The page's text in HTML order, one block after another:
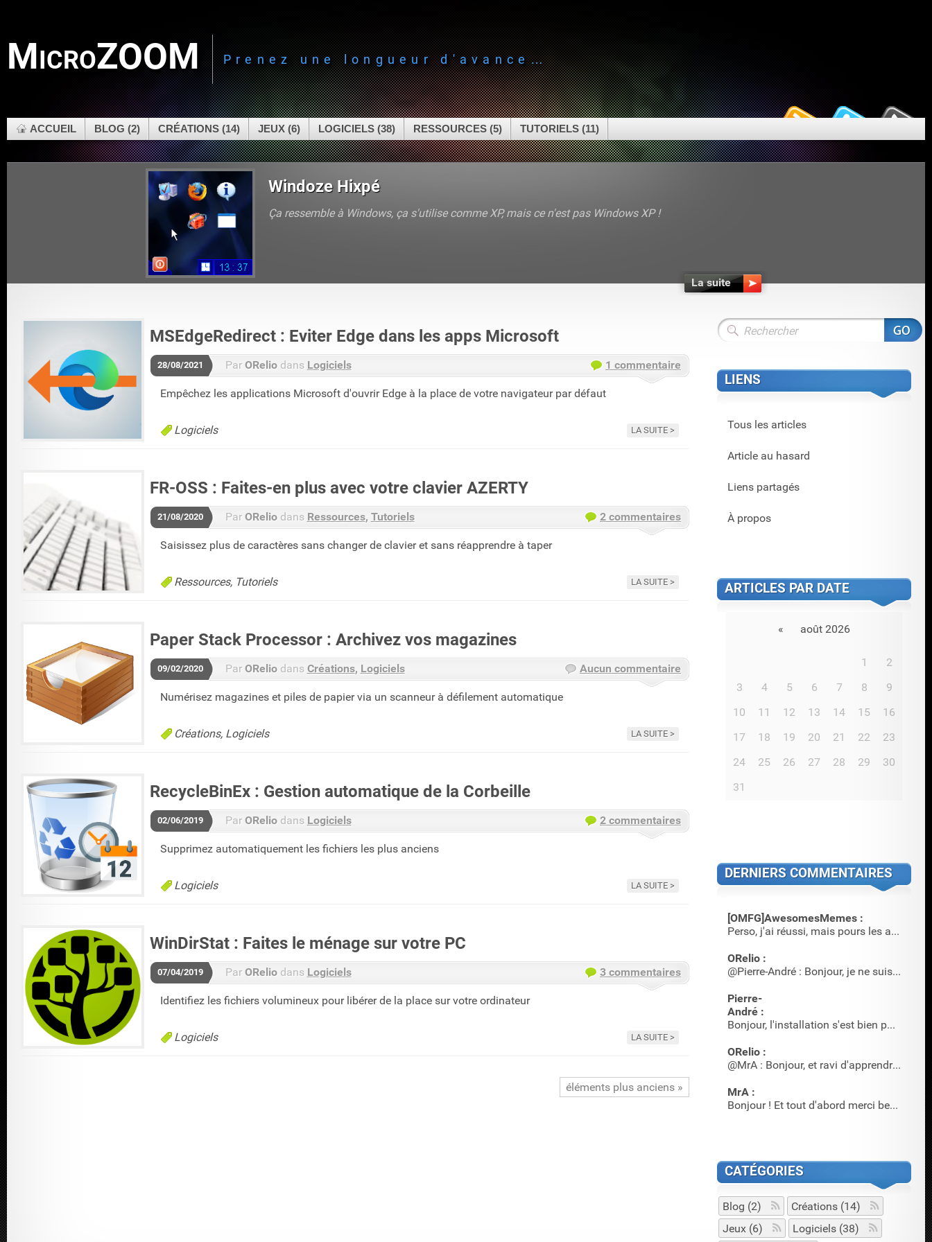
MicroZOOM Prenez une longueur d'avance…
ACCUEIL BLOG (2) CRÉATIONS (14) JEUX (6) LOGICIELS (38) RESSOURCES (5) TUTORIELS (11)
Windoze Hixpé
Ça ressemble à Windows, ça s'utilise comme XP, mais ce n'est pas Windows XP !
La suite
LIENS
Tous les articles
Article au hasard
Liens partagés
À propos
ARTICLES PAR DATE
« août 2026
1
2
3
4 5 6 7 8
9
10
11 12 13 14 15
16
17
18 19 20 21 22
23
24
25 26 27 28 29
30
31
DERNIERS COMMENTAIRES
[OMFG]AwesomesMemes :
Perso, j'ai réussi, mais pours les annimations, c'est plus …
ORelio :
@Pierre-André : Bonjour, je ne suis pas sûr qu'il y en ait …
Pierre-
André :
Bonjour, l'installation s'est bien passée, mais où acheter …
ORelio :
@MrA : Bonjour, et ravi d'apprendre que cet article a servi…
MrA :
Bonjour ! Et tout d'abord merci beaucoup pour l'article et…
CATÉGORIES
Blog (2)
Créations (14)
Jeux (6)
Logiciels (38)
MSEdgeRedirect : Eviter Edge dans les apps Microsoft
28/08/2021 Par ORelio dans Logiciels 1 commentaire
Empêchez les applications Microsoft d'ouvrir Edge à la place de votre navigateur par défaut
Logiciels LA SUITE
FR-OSS : Faites-en plus avec votre clavier AZERTY
21/08/2020 Par ORelio dans Ressources Tutoriels 2 commentaires
Saisissez plus de caractères sans changer de clavier et sans réapprendre à taper
Ressources Tutoriels LA SUITE
Paper Stack Processor : Archivez vos magazines
09/02/2020 Par ORelio dans Créations Logiciels Aucun commentaire
Numérisez magazines et piles de papier via un scanneur à défilement automatique
Créations Logiciels LA SUITE
RecycleBinEx : Gestion automatique de la Corbeille
02/06/2019 Par ORelio dans Logiciels 2 commentaires
Supprimez automatiquement les fichiers les plus anciens
Logiciels LA SUITE
WinDirStat : Faites le ménage sur votre PC
07/04/2019 Par ORelio dans Logiciels 3 commentaires
Identifiez les fichiers volumineux pour libérer de la place sur votre ordinateur
Logiciels LA SUITE
éléments plus anciens